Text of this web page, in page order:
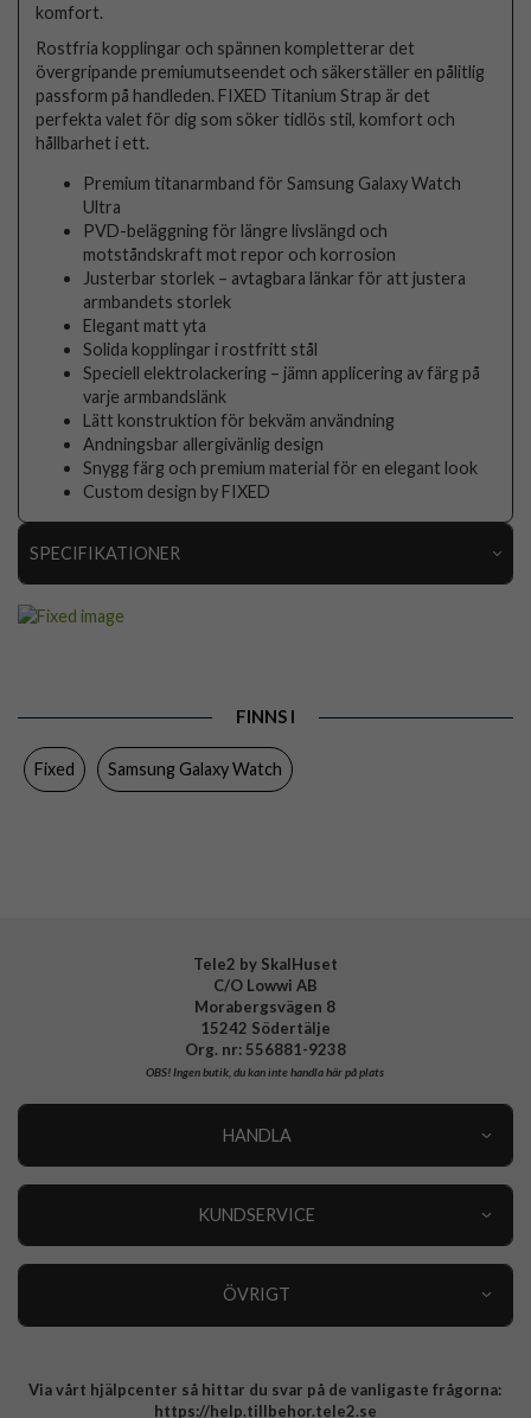
komfort.
Rostfria kopplingar och spännen kompletterar det
övergripande premiumutseendet och säkerställer en pålitlig
passform på handleden. FIXED Titanium Strap är det
perfekta valet för dig som söker tidlös stil, komfort och
hållbarhet i ett.
Premium titanarmband för Samsung Galaxy Watch
Ultra
PVD-beläggning för längre livslängd och
motståndskraft mot repor och korrosion
Justerbar storlek – avtagbara länkar för att justera
armbandets storlek
Elegant matt yta
Solida kopplingar i rostfritt stål
Speciell elektrolackering – jämn applicering av färg på
varje armbandslänk
Lätt konstruktion för bekväm användning
Andningsbar allergivänlig design
Snygg färg och premium material för en elegant look
Custom design by FIXED
SPECIFIKATIONER
Material
FINNS I
Fixed Samsung Galaxy Watch
Tele2 by SkalHuset
C/O Lowwi AB
Morabergsvägen 8
15242 Södertälje
Org. nr: 556881-9238
OBS!Ingen butik, du kan inte handla här på plats
HANDLA
KUNDSERVICE
ÖVRIGT
Integritetspolicy
Via vårt hjälpcenter så hittar du svar på de vanligaste frågorna:
https://help.tillbehor.tele2.se